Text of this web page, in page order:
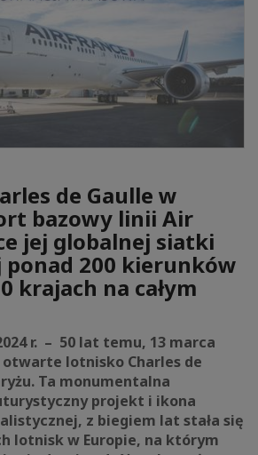
de Gaulle w
bazowy linii Air
jej globalnej siatki
ponad 200 kierunków
krajach na całym
r. – 50 lat temu, 13 marca
otwarte lotnisko Charles de
Ta monumentalna
projekt i ikona
z biegiem lat stała się
lotnisk w Europie, na którym